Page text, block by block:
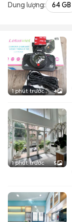
Dung lượng: 64 GB
1 phút trước 4
1 phút trước 5